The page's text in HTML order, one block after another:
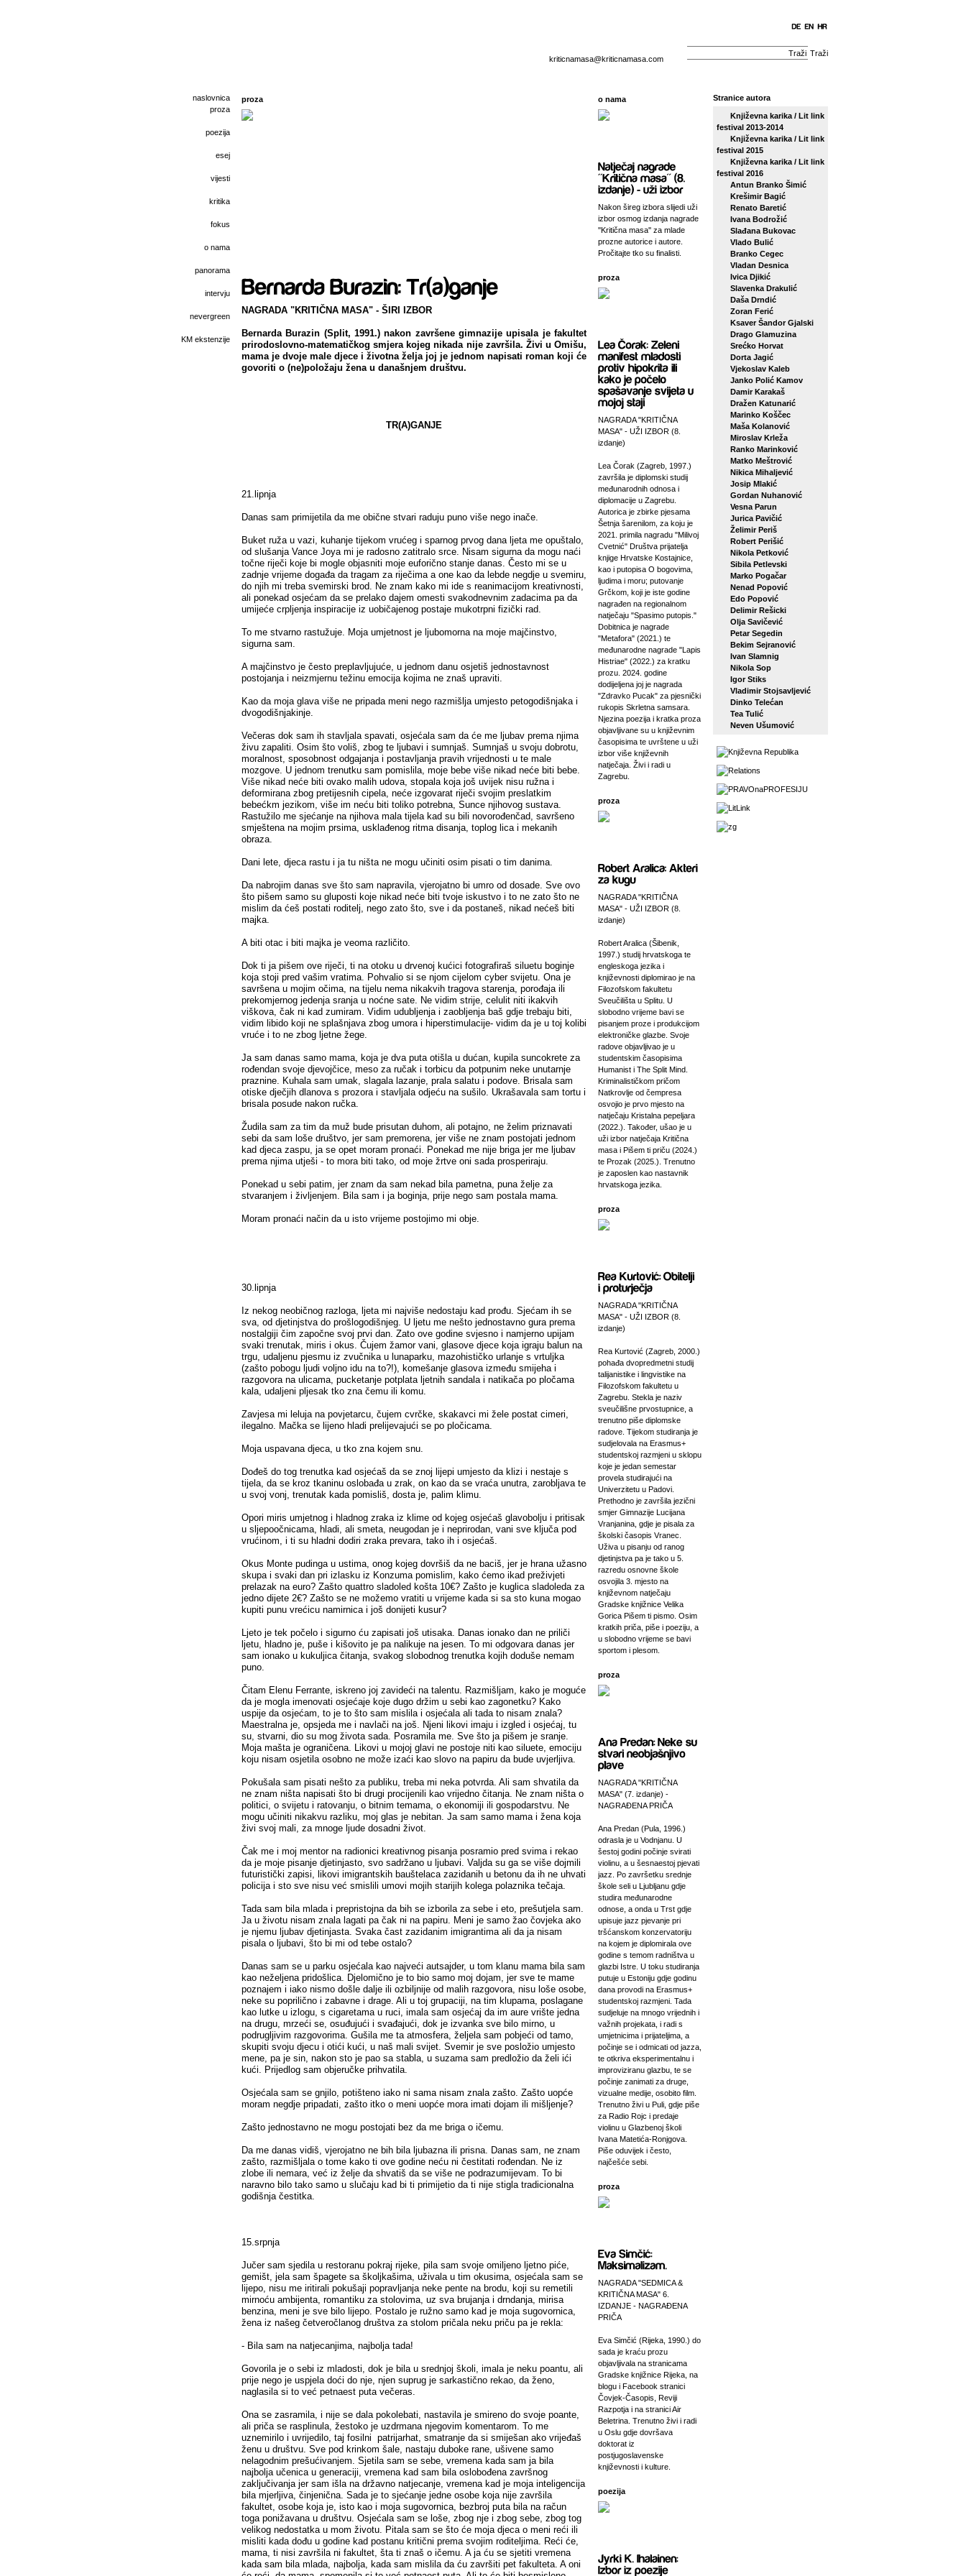
kriticnamasa@kriticnamasa.com
Traži
naslovnica
proza
poezija
esej
vijesti
kritika
fokus
o nama
panorama
intervju
nevergreen
KM ekstenzije
proza
NAGRADA "KRITIČNA MASA" - ŠIRI IZBOR
Bernarda Burazin (Split, 1991.) nakon završene gimnazije upisala je fakultet
prirodoslovno-matematičkog smjera kojeg nikada nije završila. Živi u Omišu,
mama je dvoje male djece i životna želja joj je jednom napisati roman koji će
govoriti o (ne)položaju žena u današnjem društvu.
TR(A)GANJE
21.lipnja
Danas sam primijetila da me obične stvari raduju puno više nego inače.
Buket ruža u vazi, kuhanje tijekom vrućeg i sparnog prvog dana ljeta me opuštalo,
od slušanja Vance Joya mi je radosno zatitralo srce. Nisam sigurna da mogu naći
točne riječi koje bi mogle objasniti moje euforično stanje danas. Često mi se u
zadnje vrijeme događa da tragam za riječima a one kao da lebde negdje u svemiru,
do njih mi treba svemirski brod. Ne znam kako mi ide s reanimacijom kreativnosti,
ali ponekad osjećam da se prelako dajem omesti svakodnevnim zadacima pa da
umijeće crpljenja inspiracije iz uobičajenog postaje mukotrpni fizički rad.
To me stvarno rastužuje. Moja umjetnost je ljubomorna na moje majčinstvo,
sigurna sam.
A majčinstvo je često preplavljujuće, u jednom danu osjetiš jednostavnost
postojanja i neizmjernu težinu emocija kojima ne znaš upraviti.
Kao da moja glava više ne pripada meni nego razmišlja umjesto petogodišnjaka i
dvogodišnjakinje.
Večeras dok sam ih stavljala spavati, osjećala sam da će me ljubav prema njima
živu zapaliti. Osim što voliš, zbog te ljubavi i sumnjaš. Sumnjaš u svoju dobrotu,
moralnost, sposobnost odgajanja i postavljanja pravih vrijednosti u te male
mozgove. U jednom trenutku sam pomislila, moje bebe više nikad neće biti bebe.
Više nikad neće biti ovako malih udova, stopala koja još uvijek nisu ružna i
deformirana zbog pretijesnih cipela, neće izgovarat riječi svojim preslatkim
bebećkm jezikom, više im neću biti toliko potrebna, Sunce njihovog sustava.
Rastužilo me sjećanje na njihova mala tijela kad su bili novorođenčad, savršeno
smještena na mojim prsima, usklađenog ritma disanja, toplog lica i mekanih
obraza.
Dani lete, djeca rastu i ja tu ništa ne mogu učiniti osim pisati o tim danima.
Da nabrojim danas sve što sam napravila, vjerojatno bi umro od dosade. Sve ovo
što pišem samo su gluposti koje nikad neće biti tvoje iskustvo i to ne zato što ne
mislim da ćeš postati roditelj, nego zato što, sve i da postaneš, nikad nećeš biti
majka.
A biti otac i biti majka je veoma različito.
Dok ti ja pišem ove riječi, ti na otoku u drvenoj kućici fotografiraš siluetu boginje
koja stoji pred vašim vratima. Pohvalio si se njom cijelom cyber svijetu. Ona je
savršena u mojim očima, na tijelu nema nikakvih tragova starenja, porođaja ili
prekomjernog jedenja sranja u noćne sate. Ne vidim strije, celulit niti ikakvih
viškova, čak ni kad zumiram. Vidim udubljenja i zaobljenja baš gdje trebaju biti,
vidim libido koji ne splašnjava zbog umora i hiperstimulacije- vidim da je u toj kolibi
vruće i to ne zbog ljetne žege.
Ja sam danas samo mama, koja je dva puta otišla u dućan, kupila suncokrete za
rođendan svoje djevojčice, meso za ručak i torbicu da potpunim neke unutarnje
praznine. Kuhala sam umak, slagala lazanje, prala salatu i podove. Brisala sam
otiske dječjih dlanova s prozora i stavljala odjeću na sušilo. Ukrašavala sam tortu i
brisala posude nakon ručka.
Žudila sam za tim da muž bude prisutan duhom, ali potajno, ne želim priznavati
sebi da sam loše društvo, jer sam premorena, jer više ne znam postojati jednom
kad djeca zaspu, ja se opet moram pronaći. Ponekad me nije briga jer me ljubav
prema njima utješi - to mora biti tako, od moje žrtve oni sada prosperiraju.
Ponekad u sebi patim, jer znam da sam nekad bila pametna, puna želje za
stvaranjem i življenjem. Bila sam i ja boginja, prije nego sam postala mama.
Moram pronaći način da u isto vrijeme postojimo mi obje.
30.lipnja
Iz nekog neobičnog razloga, ljeta mi najviše nedostaju kad prođu. Sjećam ih se
sva, od djetinjstva do prošlogodišnjeg. U ljetu me nešto jednostavno gura prema
nostalgiji čim započne svoj prvi dan. Zato ove godine svjesno i namjerno upijam
svaki trenutak, miris i okus. Čujem žamor vani, glasove djece koja igraju balun na
trgu, udaljenu pjesmu iz zvučnika u lunaparku, mazohističko urlanje s vrtuljka
(zašto pobogu ljudi voljno idu na to?!), komešanje glasova između smijeha i
razgovora na ulicama, pucketanje potplata ljetnih sandala i natikača po pločama
kala, udaljeni pljesak tko zna čemu ili komu.
Zavjesa mi leluja na povjetarcu, čujem cvrčke, skakavci mi žele postat cimeri,
ilegalno. Mačka se lijeno hladi prelijevajući se po pločicama.
Moja uspavana djeca, u tko zna kojem snu.
Dođeš do tog trenutka kad osjećaš da se znoj lijepi umjesto da klizi i nestaje s
tijela, da se kroz tkaninu oslobađa u zrak, on kao da se vraća unutra, zarobljava te
u svoj vonj, trenutak kada pomisliš, dosta je, palim klimu.
Opori miris umjetnog i hladnog zraka iz klime od kojeg osjećaš glavobolju i pritisak
u sljepoočnicama, hladi, ali smeta, neugodan je i neprirodan, vani sve ključa pod
vrućinom, i ti su hladni dodiri zraka prevara, tako ih i osjećaš.
Okus Monte pudinga u ustima, onog kojeg dovršiš da ne baciš, jer je hrana užasno
skupa i svaki dan pri izlasku iz Konzuma pomislim, kako ćemo ikad preživjeti
prelazak na euro? Zašto quattro sladoled košta 10€? Zašto je kuglica sladoleda za
jedno dijete 2€? Zašto se ne možemo vratiti u vrijeme kada si sa sto kuna mogao
kupiti punu vrećicu namirnica i još donijeti kusur?
Ljeto je tek počelo i sigurno ću zapisati još utisaka. Danas ionako dan ne priliči
ljetu, hladno je, puše i kišovito je pa nalikuje na jesen. To mi odgovara danas jer
sam ionako u kukuljica čitanja, svakog slobodnog trenutka kojih doduše nemam
puno.
Čitam Elenu Ferrante, iskreno joj zavideći na talentu. Razmišljam, kako je moguće
da je mogla imenovati osjećaje koje dugo držim u sebi kao zagonetku? Kako
uspije da osjećam, to je to što sam mislila i osjećala ali tada to nisam znala?
Maestralna je, opsjeda me i navlači na još. Njeni likovi imaju i izgled i osjećaj, tu
su, stvarni, dio su mog života sada. Posramila me. Sve što ja pišem je sranje.
Moja mašta je ograničena. Likovi u mojoj glavi ne postoje niti kao siluete, emociju
koju nisam osjetila osobno ne može izaći kao slovo na papiru da bude uvjerljiva.
Pokušala sam pisati nešto za publiku, treba mi neka potvrda. Ali sam shvatila da
ne znam ništa napisati što bi drugi procijenili kao vrijedno čitanja. Ne znam ništa o
politici, o svijetu i ratovanju, o bitnim temama, o ekonomiji ili gospodarstvu. Ne
mogu učiniti nikakvu razliku, moj glas je nebitan. Ja sam samo mama i žena koja
živi svoj mali, za mnoge ljude dosadni život.
Čak me i moj mentor na radionici kreativnog pisanja posramio pred svima i rekao
da je moje pisanje djetinjasto, svo sadržano u ljubavi. Valjda su ga se više dojmili
futuristički zapisi, likovi imigrantskih bauštelaca zazidanih u betonu da ih ne uhvati
policija i sto sve nisu već smislili umovi mojih starijih kolega polaznika tečaja.
Tada sam bila mlada i prepristojna da bih se izborila za sebe i eto, prešutjela sam.
Ja u životu nisam znala lagati pa čak ni na papiru. Meni je samo žao čovjeka ako
je njemu ljubav djetinjasta. Svaka čast zazidanim imigrantima ali da ja nisam
pisala o ljubavi, što bi mi od tebe ostalo?
Danas sam se u parku osjećala kao najveći autsajder, u tom klanu mama bila sam
kao neželjena pridošlica. Djelomično je to bio samo moj dojam, jer sve te mame
poznajem i iako nismo došle dalje ili ozbiljnije od malih razgovora, nisu loše osobe,
neke su poprilično i zabavne i drage. Ali u toj grupaciji, na tim klupama, poslagane
kao lutke u izlogu, s cigaretama u ruci, imala sam osjećaj da im aure vrište jedna
na drugu, mrzeći se, osuđujući i svađajući, dok je izvanka sve bilo mirno, u
podrugljivim razgovorima. Gušila me ta atmosfera, željela sam pobjeći od tamo,
skupiti svoju djecu i otići kući, u naš mali svijet. Svemir je sve posložio umjesto
mene, pa je sin, nakon sto je pao sa stabla, u suzama sam predložio da želi ići
kući. Prijedlog sam objeručke prihvatila.
Osjećala sam se gnjilo, potišteno iako ni sama nisam znala zašto. Zašto uopće
moram negdje pripadati, zašto itko o meni uopće mora imati dojam ili mišljenje?
Zašto jednostavno ne mogu postojati bez da me briga o ičemu.
Da me danas vidiš, vjerojatno ne bih bila ljubazna ili prisna. Danas sam, ne znam
zašto, razmišljala o tome kako ti ove godine neću ni čestitati rođendan. Ne iz
zlobe ili nemara, već iz želje da shvatiš da se više ne podrazumijevam. To bi
naravno bilo tako samo u slučaju kad bi ti primijetio da ti nije stigla tradicionalna
godišnja čestitka.
15.srpnja
Jučer sam sjedila u restoranu pokraj rijeke, pila sam svoje omiljeno ljetno piće,
gemišt, jela sam špagete sa školjkašima, uživala u tim okusima, osjećala sam se
lijepo, nisu me iritirali pokušaji popravljanja neke pente na brodu, koji su remetili
mirnoću ambijenta, romantiku za stolovima, uz sva brujanja i drndanja, mirisa
benzina, meni je sve bilo lijepo. Postalo je ružno samo kad je moja sugovornica,
žena iz našeg četveročlanog društva za stolom pričala neku priču pa je rekla:
- Bila sam na natjecanjima, najbolja tada!
Govorila je o sebi iz mladosti, dok je bila u srednjoj školi, imala je neku poantu, ali
prije nego je uspjela doći do nje, njen suprug je sarkastično rekao, da ženo,
naglasila si to već petnaest puta večeras.
Ona se zasramila, i nije se dala pokolebati, nastavila je smireno do svoje poante,
ali priča se rasplinula, žestoko je uzdrmana njegovim komentarom. To me
uznemirilo i uvrijedilo, taj fosilni patrijarhat, smatranje da si smiješan ako vrijeđaš
ženu u društvu. Sve pod krinkom šale, nastaju duboke rane, ušivene samo
nelagodnim prešućivanjem. Sjetila sam se sebe, vremena kada sam ja bila
najbolja učenica u generaciji, vremena kad sam bila oslobođena završnog
zaključivanja jer sam išla na državno natjecanje, vremena kad je moja inteligencija
bila mjerljiva, činjenična. Sada je to sjećanje jedne osobe koja nije završila
fakultet, osobe koja je, isto kao i moja sugovornica, bezbroj puta bila na račun
toga ponižavana u društvu. Osjećala sam se loše, zbog nje i zbog sebe, zbog tog
velikog nedostatka u mom životu. Pitala sam se što će moja djeca o meni reći ili
misliti kada dođu u godine kad postanu kritični prema svojim roditeljima. Reći će,
mama, ti nisi završila ni fakultet, šta ti znaš o ičemu. A ja ću se sjetiti vremena
kada sam bila mlada, najbolja, kada sam mislila da ću završiti pet fakulteta. A oni
o nama
Nakon šireg izbora slijedi uži
izbor osmog izdanja nagrade
''Kritična masa'' za mlade
prozne autorice i autore.
Pročitajte tko su finalisti.
proza
NAGRADA "KRITIČNA
MASA" - UŽI IZBOR (8.
izdanje)
Lea Čorak (Zagreb, 1997.)
završila je diplomski studij
međunarodnih odnosa i
diplomacije u Zagrebu.
Autorica je zbirke pjesama
Šetnja šarenilom, za koju je
2021. primila nagradu "Milivoj
Cvetnić" Društva prijatelja
knjige Hrvatske Kostajnice,
kao i putopisa O bogovima,
ljudima i moru; putovanje
Grčkom, koji je iste godine
nagrađen na regionalnom
natječaju "Spasimo putopis."
Dobitnica je nagrade
"Metafora" (2021.) te
međunarodne nagrade "Lapis
Histriae" (2022.) za kratku
prozu. 2024. godine
dodijeljena joj je nagrada
"Zdravko Pucak" za pjesnički
rukopis Skrletna samsara.
Njezina poezija i kratka proza
objavljivane su u književnim
časopisima te uvrštene u uži
izbor više književnih
natječaja. Živi i radi u
Zagrebu.
proza
NAGRADA "KRITIČNA
MASA" - UŽI IZBOR (8.
izdanje)
Robert Aralica (Šibenik,
1997.) studij hrvatskoga te
engleskoga jezika i
književnosti diplomirao je na
Filozofskom fakultetu
Sveučilišta u Splitu. U
slobodno vrijeme bavi se
pisanjem proze i produkcijom
elektroničke glazbe. Svoje
radove objavljivao je u
studentskim časopisima
Humanist i The Split Mind.
Kriminalističkom pričom
Natkrovlje od čempresa
osvojio je prvo mjesto na
natječaju Kristalna pepeljara
(2022.). Također, ušao je u
uži izbor natječaja Kritična
masa i Pišem ti priču (2024.)
te Prozak (2025.). Trenutno
je zaposlen kao nastavnik
hrvatskoga jezika.
proza
NAGRADA "KRITIČNA
MASA" - UŽI IZBOR (8.
izdanje)
Rea Kurtović (Zagreb, 2000.)
pohađa dvopredmetni studij
talijanistike i lingvistike na
Filozofskom fakultetu u
Zagrebu. Stekla je naziv
sveučilišne prvostupnice, a
trenutno piše diplomske
radove. Tijekom studiranja je
sudjelovala na Erasmus+
studentskoj razmjeni u sklopu
koje je jedan semestar
provela studirajući na
Univerzitetu u Padovi.
Prethodno je završila jezični
smjer Gimnazije Lucijana
Vranjanina, gdje je pisala za
školski časopis Vranec.
Uživa u pisanju od ranog
djetinjstva pa je tako u 5.
razredu osnovne škole
osvojila 3. mjesto na
književnom natječaju
Gradske knjižnice Velika
Gorica Pišem ti pismo. Osim
kratkih priča, piše i poeziju, a
u slobodno vrijeme se bavi
sportom i plesom.
proza
NAGRADA "KRITIČNA
MASA" (7. izdanje) -
NAGRAĐENA PRIČA
Ana Predan (Pula, 1996.)
odrasla je u Vodnjanu. U
šestoj godini počinje svirati
violinu, a u šesnaestoj pjevati
jazz. Po završetku srednje
škole seli u Ljubljanu gdje
studira međunarodne
odnose, a onda u Trst gdje
upisuje jazz pjevanje pri
tršćanskom konzervatoriju
na kojem je diplomirala ove
godine s temom radništva u
glazbi Istre. U toku studiranja
putuje u Estoniju gdje godinu
dana provodi na Erasmus+
studentskoj razmjeni. Tada
sudjeluje na mnogo vrijednih i
važnih projekata, i radi s
umjetnicima i prijateljima, a
počinje se i odmicati od jazza,
te otkriva eksperimentalnu i
improviziranu glazbu, te se
počinje zanimati za druge,
vizualne medije, osobito film.
Trenutno živi u Puli, gdje piše
za Radio Rojc i predaje
violinu u Glazbenoj školi
Ivana Matetića-Ronjgova.
Piše oduvijek i često,
najčešće sebi.
proza
NAGRADA "SEDMICA &
KRITIČNA MASA" 6.
IZDANJE - NAGRAĐENA
PRIČA
Eva Simčić (Rijeka, 1990.) do
sada je kraću prozu
objavljivala na stranicama
Gradske knjižnice Rijeka, na
blogu i Facebook stranici
Čovjek-Časopis, Reviji
Razpotja i na stranici Air
Beletrina. Trenutno živi i radi
u Oslu gdje dovršava
doktorat iz
postjugoslavenske
književnosti i kulture.
poezija
Stranice autora
Književna karika / Lit link
festival 2013-2014
Književna karika / Lit link
festival 2015
Književna karika / Lit link
festival 2016
Antun Branko Šimić
Krešimir Bagić
Renato Baretić
Ivana Bodrožić
Slađana Bukovac
Vlado Bulić
Branko Cegec
Vladan Desnica
Ivica Djikić
Slavenka Drakulić
Daša Drndić
Zoran Ferić
Ksaver Šandor Gjalski
Drago Glamuzina
Srećko Horvat
Dorta Jagić
Vjekoslav Kaleb
Janko Polić Kamov
Damir Karakaš
Dražen Katunarić
Marinko Koščec
Maša Kolanović
Miroslav Krleža
Ranko Marinković
Matko Meštrović
Nikica Mihaljević
Josip Mlakić
Gordan Nuhanović
Vesna Parun
Jurica Pavičić
Želimir Periš
Robert Perišić
Nikola Petković
Sibila Petlevski
Marko Pogačar
Nenad Popović
Edo Popović
Delimir Rešicki
Olja Savičević
Petar Segedin
Bekim Sejranović
Ivan Slamnig
Nikola Sop
Igor Stiks
Vladimir Stojsavljević
Dinko Telećan
Tea Tulić
Neven Ušumović